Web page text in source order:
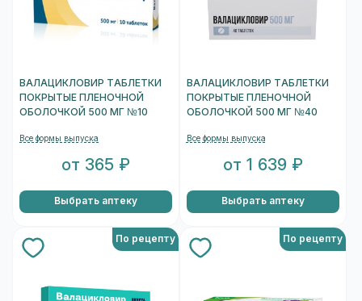
ВАЛАЦИКЛОВИР ТАБЛЕТКИ
ПОКРЫТЫЕ ПЛЕНОЧНОЙ
ОБОЛОЧКОЙ 500 МГ №10
Все формы выпуска
от 365 ₽
Выбрать аптеку
ВАЛАЦИКЛОВИР ТАБЛЕТКИ
ПОКРЫТЫЕ ПЛЕНОЧНОЙ
ОБОЛОЧКОЙ 500 МГ №40
Все формы выпуска
от 1 639 ₽
Выбрать аптеку
По рецепту По рецепту